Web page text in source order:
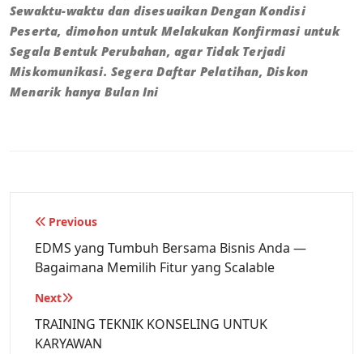
Sewaktu-waktu dan disesuaikan Dengan Kondisi
Peserta, dimohon untuk Melakukan Konfirmasi untuk
Segala Bentuk Perubahan, agar Tidak Terjadi
Miskomunikasi. Segera Daftar Pelatihan, Diskon
Menarik hanya Bulan Ini
Previous
EDMS yang Tumbuh Bersama Bisnis Anda —
Bagaimana Memilih Fitur yang Scalable
Next
TRAINING TEKNIK KONSELING UNTUK
KARYAWAN